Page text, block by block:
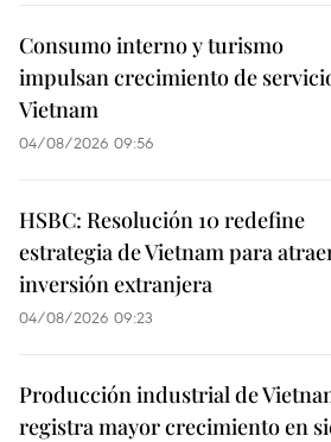
Consumo interno y turismo
impulsan crecimiento de
Vietnam
04/08/2026 09:56
HSBC: Resolución 10 redefine
estrategia de Vietnam para
inversión extranjera
04/08/2026 09:23
Producción industrial de
registra mayor crecimiento en